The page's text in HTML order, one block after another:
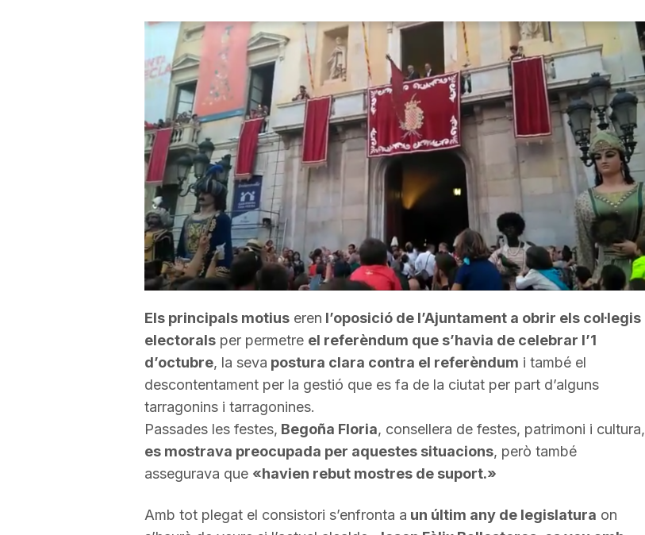
a
o
n
a
Els principals motiuseren l’oposició de l’Ajuntament a obrir els col·legis
electoralsper permetre el referèndum que s’havia de celebrar l’1
d’octubre, la seva postura clara contra el referèndum i també el
descontentament per la gestió que es fa de la ciutat per part d’alguns
tarragonins i tarragonines.
Passades les festes, Begoña Floria, consellera de festes, patrimoni i cultura,
es mostrava preocupada per aquestes situacions, però també
assegurava que «havien rebut mostres de suport.»
Amb tot plegat el consistori s’enfronta a un últim any de legislatura on